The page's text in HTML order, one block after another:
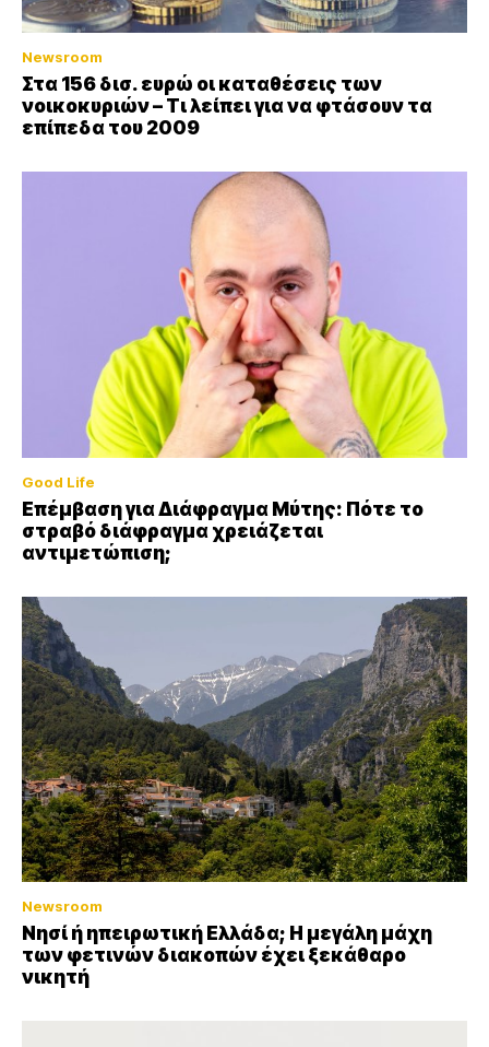
Newsroom
Στα 156 δισ. ευρώ οι καταθέσεις των
νοικοκυριών – Τι λείπει για να φτάσουν τα
επίπεδα του 2009
Good Life
Επέμβαση για Διάφραγμα Μύτης: Πότε το
στραβό διάφραγμα χρειάζεται
αντιμετώπιση;
Newsroom
Νησί ή ηπειρωτική Ελλάδα; Η μεγάλη μάχη
των φετινών διακοπών έχει ξεκάθαρο
νικητή